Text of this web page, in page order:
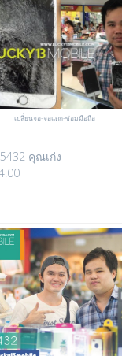
เปลี่ยนจอ-จอแตก-ซ่อมมือถือ
คุณเก่ง